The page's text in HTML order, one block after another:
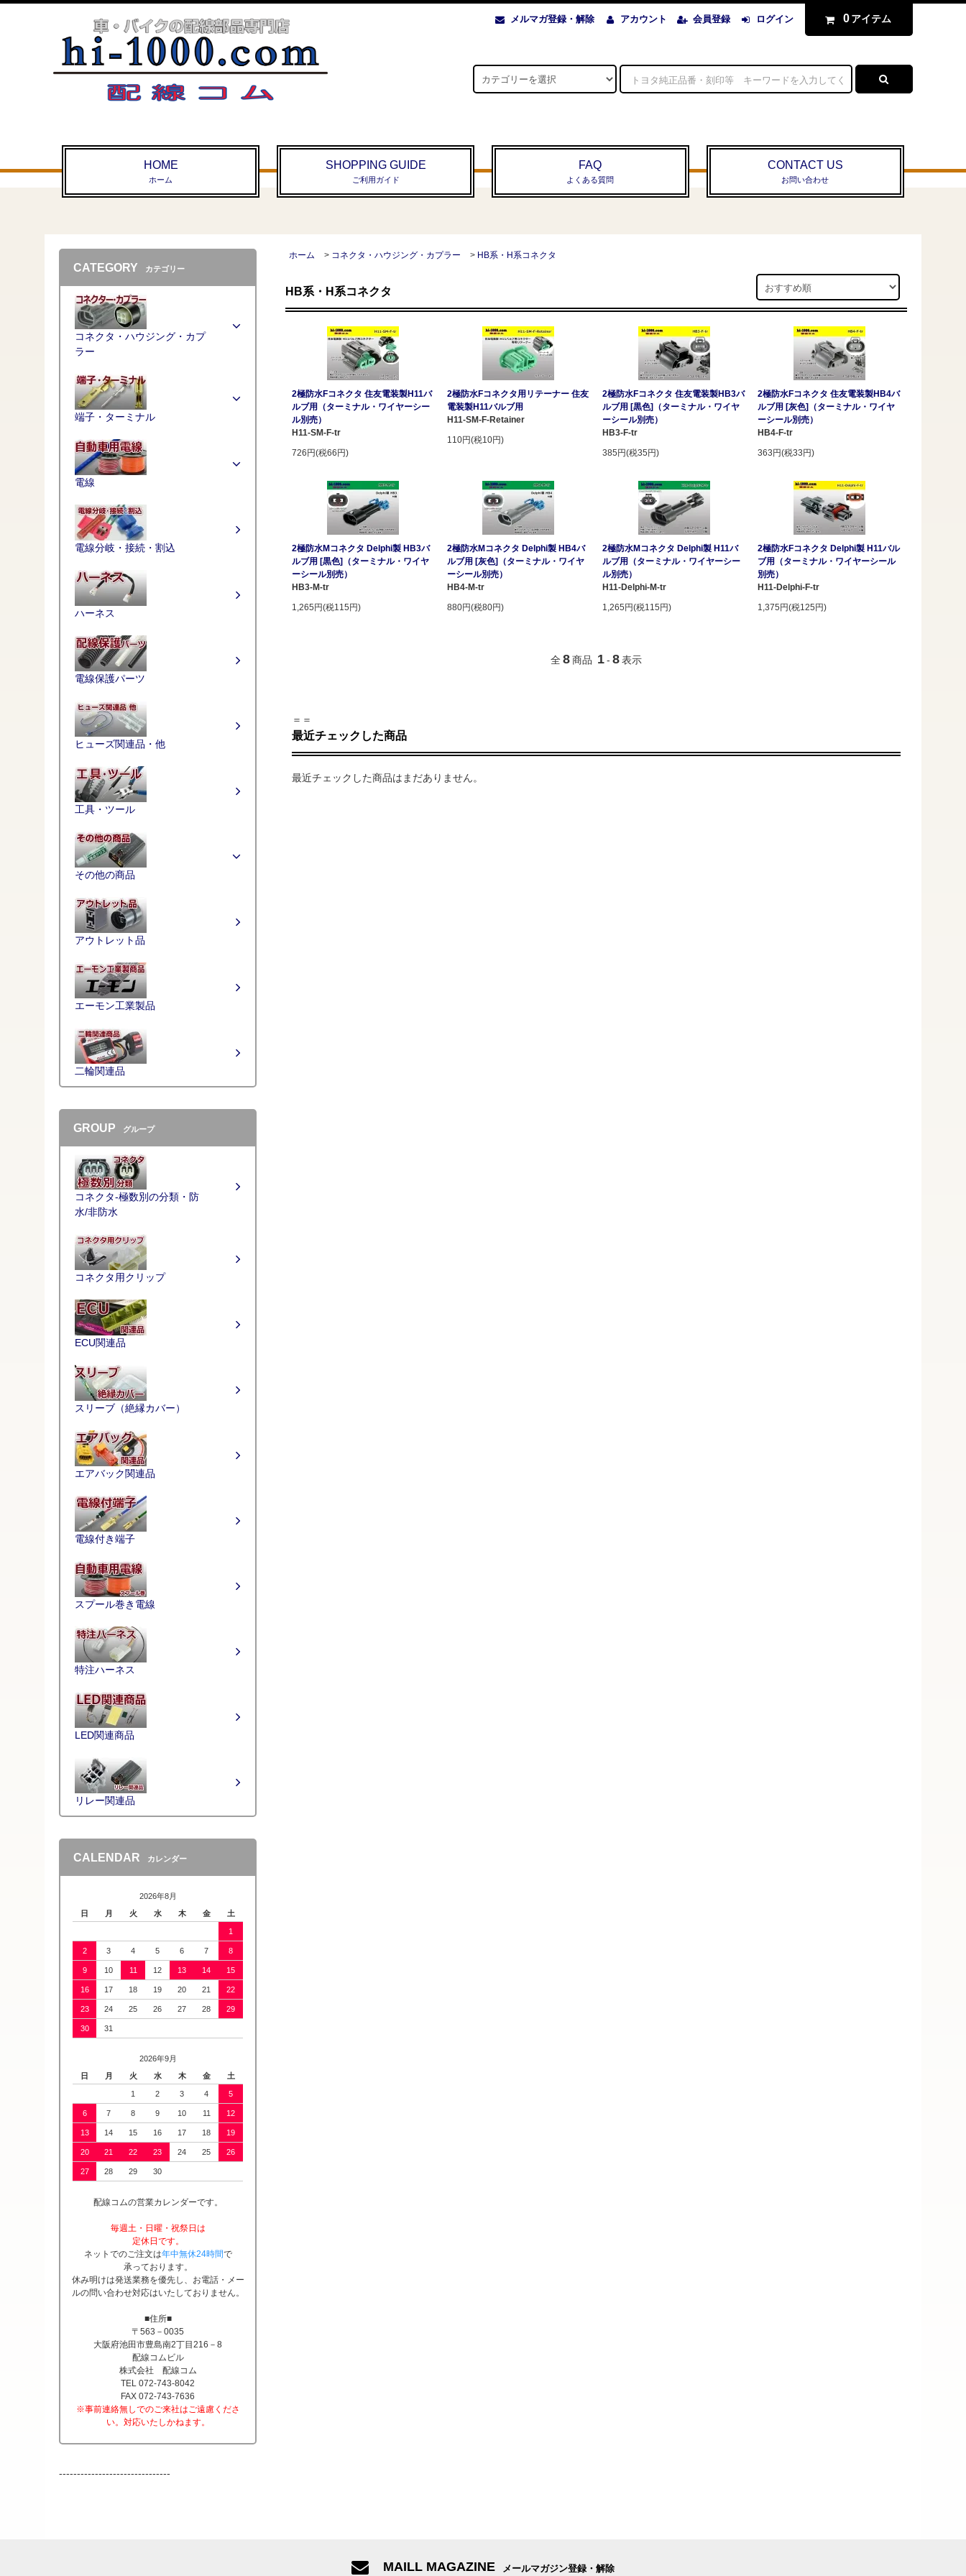
メルマガ登録・解除 アカウント 会員登録 ログイン 0 アイテム
HOME
ホーム
SHOPPING GUIDE
ご利用ガイド
FAQ
よくある質問
CONTACT US
お問い合わせ
ホーム > コネクタ・ハウジング・カプラー > HB系・H系コネクタ
HB系・H系コネクタ
2極防水Fコネクタ 住友電装製H11バ
ルブ用（ターミナル・ワイヤーシー
ル別売）
H11-SM-F-tr
726円(税66円)
2極防水Fコネクタ用リテーナー 住友
電装製H11バルブ用
H11-SM-F-Retainer
110円(税10円)
2極防水Fコネクタ 住友電装製HB3バ
ルブ用 [黒色]（ターミナル・ワイヤ
ーシール別売）
HB3-F-tr
385円(税35円)
2極防水Fコネクタ 住友電装製HB4バ
ルブ用 [灰色]（ターミナル・ワイヤ
ーシール別売）
HB4-F-tr
363円(税33円)
2極防水Mコネクタ Delphi製 HB3バ
ルブ用 [黒色]（ターミナル・ワイヤ
ーシール別売）
HB3-M-tr
1,265円(税115円)
2極防水Mコネクタ Delphi製 HB4バ
ルブ用 [灰色]（ターミナル・ワイヤ
ーシール別売）
HB4-M-tr
880円(税80円)
2極防水Mコネクタ Delphi製 H11バ
ルブ用（ターミナル・ワイヤーシー
ル別売）
H11-Delphi-M-tr
1,265円(税115円)
2極防水Fコネクタ Delphi製 H11バル
ブ用（ターミナル・ワイヤーシール
別売）
H11-Delphi-F-tr
1,375円(税125円)
全8商品 1- 8表示
＝＝
最近チェックした商品
最近チェックした商品はまだありません。
CATEGORY カテゴリー
コネクタ・ハウジング・カプ
ラー
端子・ターミナル
電線
電線分岐・接続・割込
ハーネス
電線保護パーツ
ヒューズ関連品・他
工具・ツール
その他の商品
アウトレット品
エーモン工業製品
二輪関連品
GROUP グループ
コネクタ-極数別の分類・防
水/非防水
コネクタ用クリップ
ECU関連品
スリーブ（絶縁カバー）
エアバック関連品
電線付き端子
スプール巻き電線
特注ハーネス
LED関連商品
リレー関連品
CALENDAR カレンダー
2026年8月
日
月 火 水 木 金 土
1
2 3 4 5 6 7 8
9 10 11 12 13 14 15
16 17 18 19 20 21 22
23 24 25 26 27 28 29
30 31
2026年9月
日
月 火 水 木 金 土
1 2 3 4 5
6 7 8 9 10 11 12
13 14 15 16 17 18 19
20 21 22 23 24 25 26
27 28 29 30
配線コムの営業カレンダーです。
毎週土・日曜・祝祭日は
定休日です。
ネットでのご注文は年中無休24時間で
承っております。
休み明けは発送業務を優先し、お電話・メー
ルの問い合わせ対応はいたしておりません。
■住所■
〒563－0035
大阪府池田市豊島南2丁目216－8
配線コムビル
株式会社 配線コム
TEL 072-743-8042
FAX 072-743-7636
※事前連絡無しでのご来社はご遠慮くださ
い。対応いたしかねます。
-------------------------------
MAILL MAGAZINE メールマガジン登録・解除